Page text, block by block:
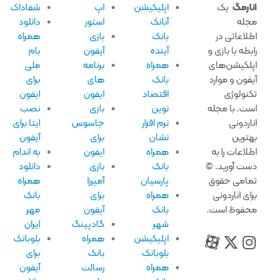
یک
در
با بازی و
و موارد
با مجله
را به
آورید. ©
حقوق
اناردونی
است.
اپلیکیشن
آبانک
آینده
همراه
اقتصاد
نرم افزار
نشان
همراه
پارسیان
همراه
اپلیکیشن
بلوبانک
همراه
اپ
استور
بازی
آیفون
برنامه
ایفون
بازی
جاسوس
ایفون
بازی
آیفون
گادپینگ
همراه
رسالت
شفاداک
دانلود
همراه
ایفون
نصب
ایتا برای
آیفون
به اندام
دانلود
همراه
بلوبانک
آیفون